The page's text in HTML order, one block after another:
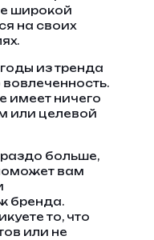
широкой
на своих
из тренда
имеет ничего
или целевой
больше,
вам
бренда.
то, что
или не